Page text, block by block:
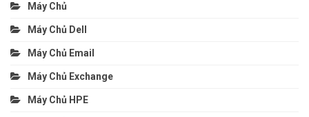
Máy Chủ
Máy Chủ Dell
Máy Chủ Email
Máy Chủ Exchange
Máy Chủ HPE